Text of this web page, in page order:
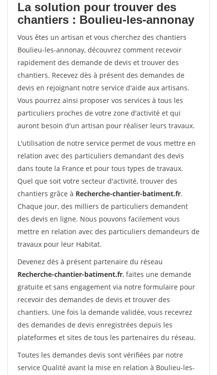
La solution pour trouver des
chantiers : Boulieu-les-annonay
Vous êtes un artisan et vous cherchez des chantiers
Boulieu-les-annonay, découvrez comment recevoir
rapidement des demande de devis et trouver des
chantiers. Recevez dès à présent des demandes de
devis en rejoignant notre service d'aide aux artisans.
Vous pourrez ainsi proposer vos services à tous les
particuliers proches de votre zone d'activité et qui
auront besoin d'un artisan pour réaliser leurs travaux.
L'utilisation de notre service permet de vous mettre en
relation avec des particuliers demandant des devis
dans toute la France et pour tous types de travaux.
Quel que soit votre secteur d'activité, trouver des
chantiers grâce à Recherche-chantier-batiment.fr.
Chaque jour, des milliers de particuliers demandent
des devis en ligne. Nous pouvons facilement vous
mettre en relation avec des particuliers demandeurs de
travaux pour leur Habitat.
Devenez dès à présent partenaire du réseau
Recherche-chantier-batiment.fr, faites une demande
gratuite et sans engagement via notre formulaire pour
recevoir des demandes de devis et trouver des
chantiers. Une fois la demande validée, vous recevrez
des demandes de devis enregistrées depuis les
plateformes et sites de tous les partenaires du réseau.
Toutes les demandes devis sont vérifiées par notre
service Qualité avant la mise en relation à Boulieu-les-